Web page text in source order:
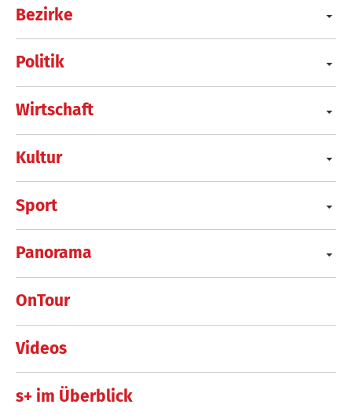
Bezirke
Politik
Wirtschaft
Kultur
Sport
Panorama
OnTour
Videos
s+ im Überblick